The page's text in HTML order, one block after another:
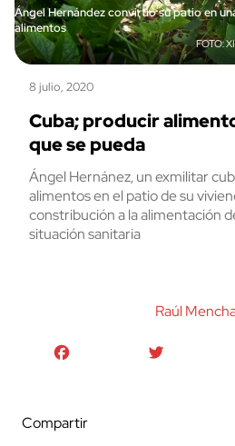
Ángel Hernández convirtió su patio en
alimentos
8 julio, 2020
Cuba; producir
que se pueda
Ángel Hernánez, un exmilitar
alimentos en el patio de su
constribución a la alimentación
situación sanitaria
Raúl
Compartir